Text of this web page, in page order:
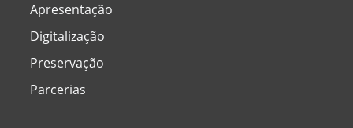
Apresentação
Digitalização
Preservação
Parcerias